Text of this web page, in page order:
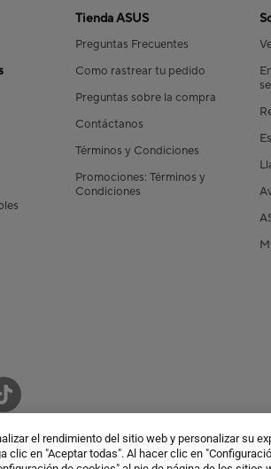
el rendimiento del sitio web y personalizar su
en "Aceptar todas". Al hacer clic en
Tienda ASUS
Preguntas Frecuentes
Como rastrear tu pedido
Preguntas sobre la compra
Contáctanos
Términos y Condiciones
Promociones: Términos y
Condiciones
de privacidad Configuración de cookies